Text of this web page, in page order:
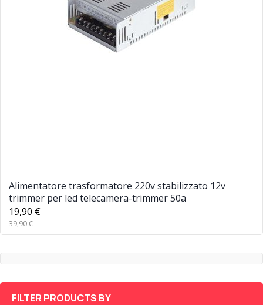
Alimentatore trasformatore 220v stabilizzato 12v
trimmer per led telecamera-trimmer 50a
19,90 €
39,90 €
FILTER PRODUCTS BY